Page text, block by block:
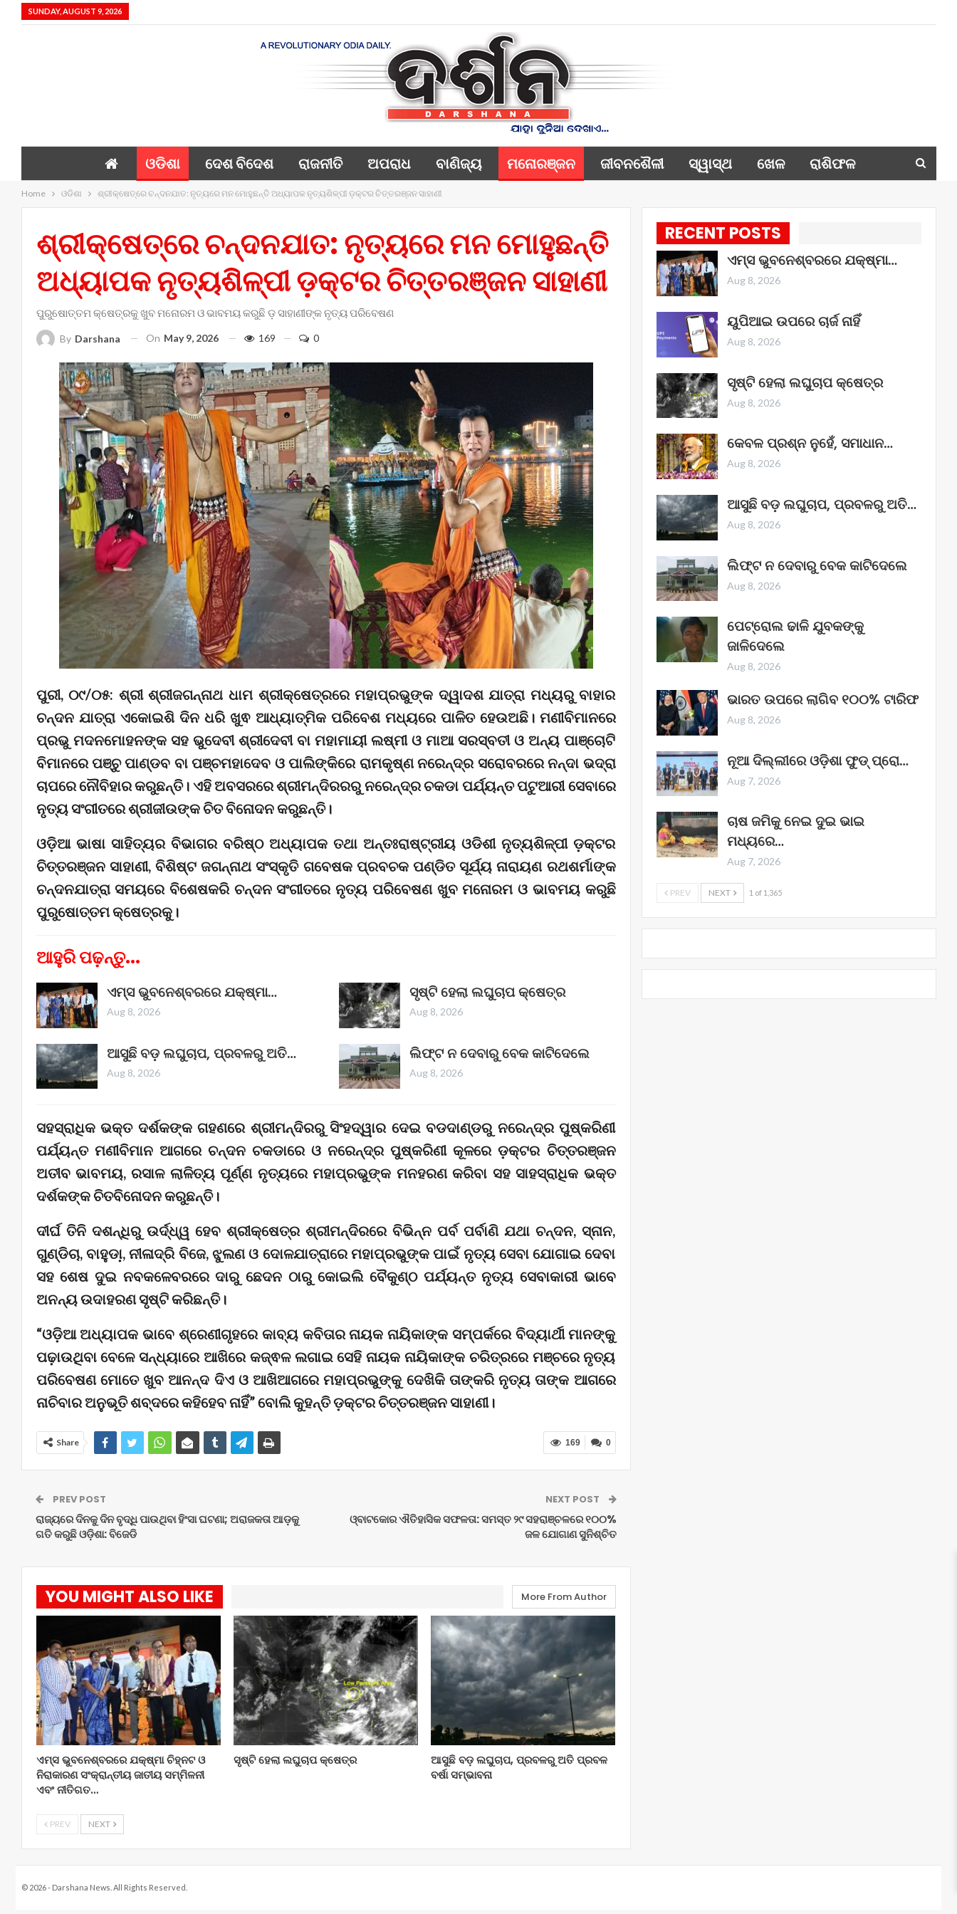
SUNDAY, AUGUST 9, 2026
ଓଡିଶା ଦେଶ ବିଦେଶ ରାଜନୀତି ଅପରାଧ ବାଣିଜ୍ୟ ମନୋରଞ୍ଜନ ଜୀବନଶୈଳୀ ସ୍ୱାସ୍ଥ ଖେଳ ରାଶିଫଳ
Home ଓଡିଶା ଶ୍ରୀକ୍ଷେତ୍ରେ ଚନ୍ଦନଯାତ: ନୃତ୍ୟରେ ମନ ମୋହୁଛନ୍ତି ଅଧ୍ୟାପକ ନୃତ୍ୟଶିଳ୍ପୀ ଡ଼କ୍ଟର ଚିତ୍ତରଞ୍ଜନ ସାହାଣୀ
ଶ୍ରୀକ୍ଷେତ୍ରେ ଚନ୍ଦନଯାତ: ନୃତ୍ୟରେ ମନ ମୋହୁଛନ୍ତି
ଅଧ୍ୟାପକ ନୃତ୍ୟଶିଳ୍ପୀ ଡ଼କ୍ଟର ଚିତ୍ତରଞ୍ଜନ ସାହାଣୀ
ପୁରୁଷୋତ୍ତମ କ୍ଷେତ୍ରକୁ ଖୁବ ମନୋରମ ଓ ଭାବମୟ କରୁଛି ଡ଼ ସାହାଣୀଙ୍କ ନୃତ୍ୟ ପରିବେଷଣ
By Darshana On May 9, 2026 169 0
ପୁରୀ, ୦୯/୦୫: ଶ୍ରୀ ଶ୍ରୀଜଗନ୍ନାଥ ଧାମ ଶ୍ରୀକ୍ଷେତ୍ରରେ ମହାପ୍ରଭୁଙ୍କ ଦ୍ୱାଦଶ ଯାତ୍ରା ମଧ୍ୟରୁ ବାହାର
ଚନ୍ଦନ ଯାତ୍ରା ଏକୋଇଶି ଦିନ ଧରି ଖୁଵ ଆଧ୍ୟାତ୍ମିକ ପରିବେଶ ମଧ୍ୟରେ ପାଳିତ ହେଉଅଛି। ମଣୀବିମାନରେ
ପ୍ରଭୁ ମଦନମୋହନଙ୍କ ସହ ଭୁଦେବୀ ଶ୍ରୀଦେବୀ ବା ମହାମାୟୀ ଲଷ୍ମୀ ଓ ମାଆ ସରସ୍ବତୀ ଓ ଅନ୍ୟ ପାଞ୍ଚୋଟି
ବିମାନରେ ପଞ୍ଚୁ ପାଣ୍ଡବ ବା ପଞ୍ଚମହାଦେବ ଓ ପାଲିଙ୍କିରେ ରାମକୃଷ୍ଣ ନରେନ୍ଦ୍ର ସରୋବରରେ ନନ୍ଦା ଭଦ୍ରା
ଚାପରେ ନୌବିହାର କରୁଛନ୍ତି। ଏହି ଅବସରରେ ଶ୍ରୀମନ୍ଦିରରରୁ ନରେନ୍ଦ୍ର ଚକଡା ପର୍ଯ୍ୟନ୍ତ ପଟୁଆରୀ ସେବାରେ
ନୃତ୍ୟ ସଂଗୀତରେ ଶ୍ରୀଜୀଉଙ୍କ ଚିତ ବିନୋଦନ କରୁଛନ୍ତି।
ଓଡ଼ିଆ ଭାଷା ସାହିତ୍ୟର ବିଭାଗର ବରିଷ୍ଠ ଅଧ୍ୟାପକ ତଥା ଅନ୍ତଃରାଷ୍ଟ୍ରୀୟ ଓଡିଶୀ ନୃତ୍ୟଶିଳ୍ପୀ ଡ଼କ୍ଟର
ଚିତ୍ତରଞ୍ଜନ ସାହାଣୀ, ବିଶିଷ୍ଟ ଜଗନ୍ନାଥ ସଂସ୍କୃତି ଗବେଷକ ପ୍ରବଚକ ପଣ୍ଡିତ ସୂର୍ଯ୍ୟ ନାରାୟଣ ରଥଶର୍ମାଙ୍କ
ଚନ୍ଦନଯାତ୍ରା ସମୟରେ ବିଶେଷକରି ଚନ୍ଦନ ସଂଗୀତରେ ନୃତ୍ୟ ପରିବେଷଣ ଖୁବ ମନୋରମ ଓ ଭାବମୟ କରୁଛି
ପୁରୁଷୋତ୍ତମ କ୍ଷେତ୍ରକୁ।
ଆହୁରି ପଢ଼ନ୍ତୁ...
ଏମ୍ସ ଭୁବନେଶ୍ବରରେ ଯକ୍ଷ୍ମା…
Aug 8, 2026
ସୃଷ୍ଟି ହେଲା ଲଘୁଚାପ କ୍ଷେତ୍ର
Aug 8, 2026
ଆସୁଛି ବଡ଼ ଲଘୁଚାପ, ପ୍ରବଳରୁ ଅତି…
Aug 8, 2026
ଲିଫ୍ଟ ନ ଦେବାରୁ ବେକ କାଟିଦେଲେ
Aug 8, 2026
ସହସ୍ରାଧିକ ଭକ୍ତ ଦର୍ଶକଙ୍କ ଗହଣରେ ଶ୍ରୀମନ୍ଦିରରୁ ସିଂହଦ୍ୱାର ଦେଇ ବଡଦାଣ୍ଡରୁ ନରେନ୍ଦ୍ର ପୁଷ୍କରିଣୀ
ପର୍ଯ୍ୟନ୍ତ ମଣୀବିମାନ ଆଗରେ ଚନ୍ଦନ ଚକଡାରେ ଓ ନରେନ୍ଦ୍ର ପୁଷ୍କରିଣୀ କୂଳରେ ଡ଼କ୍ଟର ଚିତ୍ତରଞ୍ଜନ
ଅତୀବ ଭାବମୟ, ରସାଳ ଲାଳିତ୍ୟ ପୂର୍ଣ୍ଣ ନୃତ୍ୟରେ ମହାପ୍ରଭୁଙ୍କ ମନହରଣ କରିବା ସହ ସାହସ୍ରାଧିକ ଭକ୍ତ
ଦର୍ଶକଙ୍କ ଚିତବିନୋଦନ କରୁଛନ୍ତି।
ଦୀର୍ଘ ତିନି ଦଶନ୍ଧିରୁ ଉର୍ଦ୍ଧ୍ୱ ହେବ ଶ୍ରୀକ୍ଷେତ୍ର ଶ୍ରୀମନ୍ଦିରରେ ବିଭିନ୍ନ ପର୍ବ ପର୍ବାଣି ଯଥା ଚନ୍ଦନ, ସ୍ନାନ,
ଗୁଣ୍ଡିଚା, ବାହୁଡା଼, ନୀଳାଦ୍ରି ବିଜେ, ଝୁଲଣ ଓ ଦୋଳଯାତ୍ରାରେ ମହାପ୍ରଭୁଙ୍କ ପାଇଁ ନୃତ୍ୟ ସେବା ଯୋଗାଇ ଦେବା
ସହ ଶେଷ ଦୁଇ ନବକଳେବରରେ ଦାରୁ ଛେଦନ ଠାରୁ କୋଇଲି ବୈକୁଣ୍ଠ ପର୍ଯ୍ୟନ୍ତ ନୃତ୍ୟ ସେବାକାରୀ ଭାବେ
ଅନନ୍ୟ ଉଦାହରଣ ସୃଷ୍ଟି କରିଛନ୍ତି।
“ଓଡ଼ିଆ ଅଧ୍ୟାପକ ଭାବେ ଶ୍ରେଣୀଗୃହରେ କାବ୍ୟ କବିତାର ନାୟକ ନାୟିକାଙ୍କ ସମ୍ପର୍କରେ ବିଦ୍ୟାର୍ଥୀ ମାନଙ୍କୁ
ପଢ଼ାଉଥିବା ବେଳେ ସନ୍ଧ୍ୟାରେ ଆଖିରେ କଜ୍ଵଳ ଲଗାଇ ସେହି ନାୟକ ନାୟିକାଙ୍କ ଚରିତ୍ରରେ ମଞ୍ଚରେ ନୃତ୍ୟ
ପରିବେଷଣ ମୋତେ ଖୁବ ଆନନ୍ଦ ଦିଏ ଓ ଆଖିଆଗରେ ମହାପ୍ରଭୁଙ୍କୁ ଦେଖିକି ତାଙ୍କରି ନୃତ୍ୟ ତାଙ୍କ ଆଗରେ
ନାଚିବାର ଅନୁଭୂତି ଶବ୍ଦରେ କହିହେବ ନାହିଁ” ବୋଲି କୁହନ୍ତି ଡ଼କ୍ଟର ଚିତ୍ତରଞ୍ଜନ ସାହାଣୀ।
0
169
Share
PREV POST
ରାଜ୍ୟରେ ଦିନକୁ ଦିନ ବୃଦ୍ଧି ପାଉଥିବା ହିଂସା ଘଟଣା; ଅରାଜକତା ଆଡ଼କୁ
ଗତି କରୁଛି ଓଡ଼ିଶା: ବିଜେଡି
NEXT POST
ଓ୍ବାଟକୋର ଐତିହାସିକ ସଫଳତା: ସମସ୍ତ ୨୯ ସହରାଞ୍ଚଳରେ ୧୦୦%
ଜଳ ଯୋଗାଣ ସୁନିଶ୍ଚିତ
YOU MIGHT ALSO LIKE More From Author
ଏମ୍ସ ଭୁବନେଶ୍ବରରେ ଯକ୍ଷ୍ମା ଚିହ୍ନଟ ଓ
ନିରାକାରଣ ସଂକ୍ରାନ୍ତୀୟ ଜାତୀୟ ସମ୍ମିଳନୀ
ଏବଂ ନୀତିଗତ…
ସୃଷ୍ଟି ହେଲା ଲଘୁଚାପ କ୍ଷେତ୍ର
ଆସୁଛି ବଡ଼ ଲଘୁଚାପ, ପ୍ରବଳରୁ ଅତି ପ୍ରବଳ
ବର୍ଷା ସମ୍ଭାବନା
PREV NEXT
RECENT POSTS
ଏମ୍ସ ଭୁବନେଶ୍ବରରେ ଯକ୍ଷ୍ମା…
Aug 8, 2026
ୟୁପିଆଇ ଉପରେ ଚାର୍ଜ ନାହିଁ
Aug 8, 2026
ସୃଷ୍ଟି ହେଲା ଲଘୁଚାପ କ୍ଷେତ୍ର
Aug 8, 2026
କେବଳ ପ୍ରଶ୍ନ ନୁହେଁ, ସମାଧାନ…
Aug 8, 2026
ଆସୁଛି ବଡ଼ ଲଘୁଚାପ, ପ୍ରବଳରୁ ଅତି…
Aug 8, 2026
ଲିଫ୍ଟ ନ ଦେବାରୁ ବେକ କାଟିଦେଲେ
Aug 8, 2026
ପେଟ୍ରୋଲ ଢାଳି ଯୁବକଙ୍କୁ
ଜାଳିଦେଲେ
Aug 8, 2026
ଭାରତ ଉପରେ ଲାଗିବ ୧୦୦% ଟାରିଫ
Aug 8, 2026
ନୂଆ ଦିଲ୍ଲୀରେ ଓଡ଼ିଶା ଫୁଡ୍ ପ୍ରୋ…
Aug 7, 2026
ଚାଷ ଜମିକୁ ନେଇ ଦୁଇ ଭାଇ
ମଧ୍ୟରେ…
Aug 7, 2026
PREV NEXT 1 of 1,365
© 2026 - Darshana News. All Rights Reserved.